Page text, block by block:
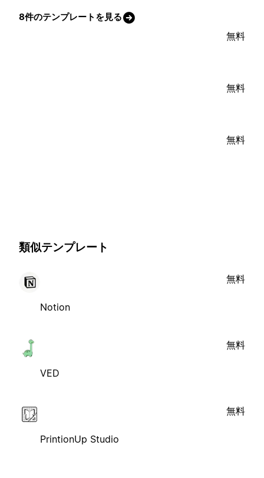
8件のテンプレートを見る
無料
無料
無料
類似テンプレート
Notion
無料
VED
無料
PrintionUp Studio
無料